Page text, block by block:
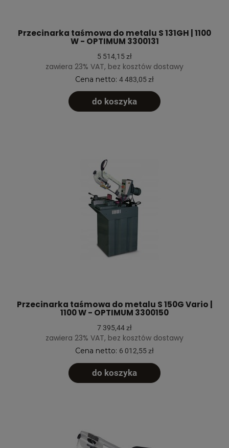
Przecinarka taśmowa do metalu S 131GH | 1100
W - OPTIMUM 3300131
5 514,15 zł
zawiera 23% VAT, bez kosztów dostawy
Cena netto: 4 483,05 zł
do koszyka
Przecinarka taśmowa do metalu S 150G Vario |
1100 W - OPTIMUM 3300150
7 395,44 zł
zawiera 23% VAT, bez kosztów dostawy
Cena netto: 6 012,55 zł
do koszyka